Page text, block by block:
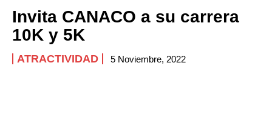
Invita CANACO a su carrera
10K y 5K
ATRACTIVIDAD 5 Noviembre, 2022